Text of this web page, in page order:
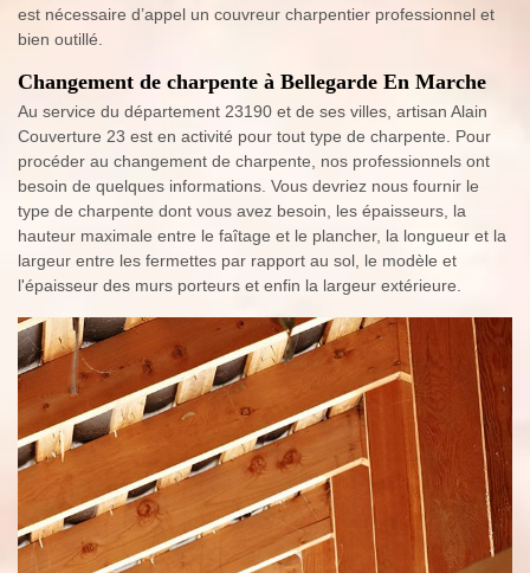
est nécessaire d’appel un couvreur charpentier professionnel et
bien outillé.
Changement de charpente à Bellegarde En Marche
Au service du département 23190 et de ses villes, artisan Alain
Couverture 23 est en activité pour tout type de charpente. Pour
procéder au changement de charpente, nos professionnels ont
besoin de quelques informations. Vous devriez nous fournir le
type de charpente dont vous avez besoin, les épaisseurs, la
hauteur maximale entre le faîtage et le plancher, la longueur et la
largeur entre les fermettes par rapport au sol, le modèle et
l'épaisseur des murs porteurs et enfin la largeur extérieure.